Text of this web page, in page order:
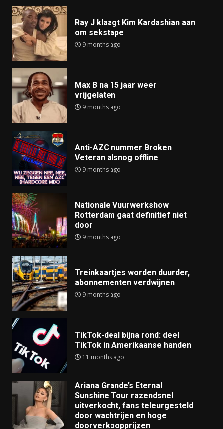
Ray J klaagt Kim Kardashian aan
om sekstape
9 months ago
Max B na 15 jaar weer
vrijgelaten
9 months ago
Anti-AZC nummer Broken
Veteran alsnog offline
9 months ago
Nationale Vuurwerkshow
Rotterdam gaat definitief niet
door
9 months ago
Treinkaartjes worden duurder,
abonnementen verdwijnen
9 months ago
TikTok-deal bijna rond: deel
TikTok in Amerikaanse handen
11 months ago
Ariana Grande’s Eternal
Sunshine Tour razendsnel
uitverkocht, fans teleurgesteld
door wachtrijen en hoge
doorverkoopprijzen